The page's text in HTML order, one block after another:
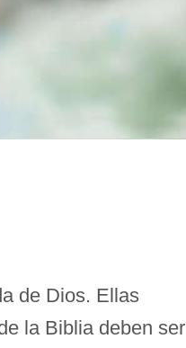
de Dios. Ellas
la Biblia deben ser